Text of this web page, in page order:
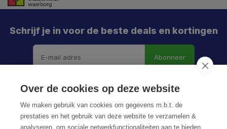
Schrijf je in voor de beste deals en kortingen
Abonneer
Over de cookies op deze website
We maken gebruik van cookies om gegevens m.b.t. de
prestaties en het gebruik van deze website te verzamelen &
analyseren, om sociale netwerkfunctionaliteiten aan te bieden